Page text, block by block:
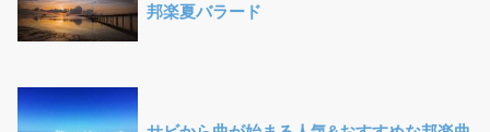
邦楽夏バラード